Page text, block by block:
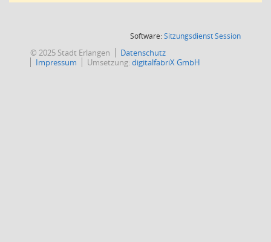
Software:SitzungsdienstSession(Wird in
© 2025 Stadt Erlangen
Datenschutz
Impressum
Umsetzung:digitalfabriX GmbH